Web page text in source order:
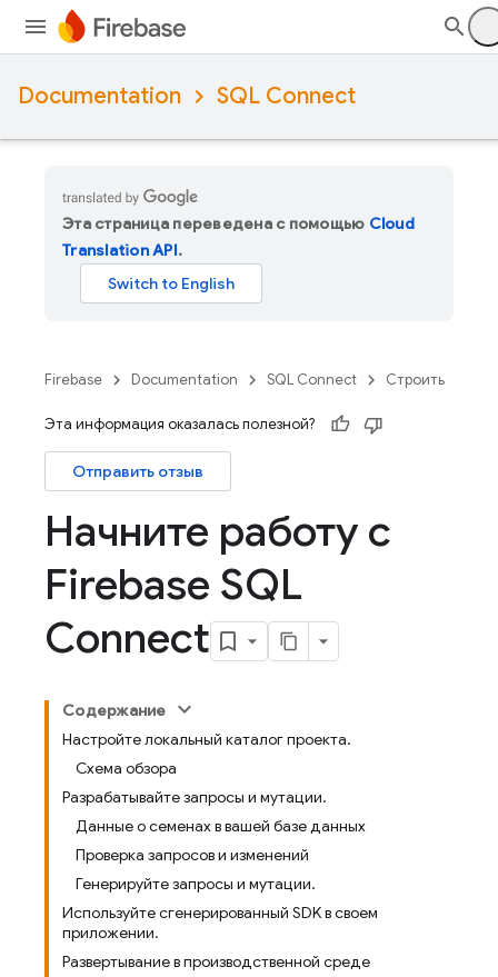
Documentation SQL Connect
Эта страница переведена с помощью Cloud
Translation API.
Firebase Documentation SQL Connect Строить
Эта информация оказалась полезной?
Отправить отзыв
Начните работу с
Firebase SQL
Connect
Содержание
Настройте локальный каталог проекта.
Схема обзора
Разрабатывайте запросы и мутации.
Данные о семенах в вашей базе данных
Проверка запросов и изменений
Генерируйте запросы и мутации.
Используйте сгенерированный SDK в своем
приложении.
Развертывание в производственной среде